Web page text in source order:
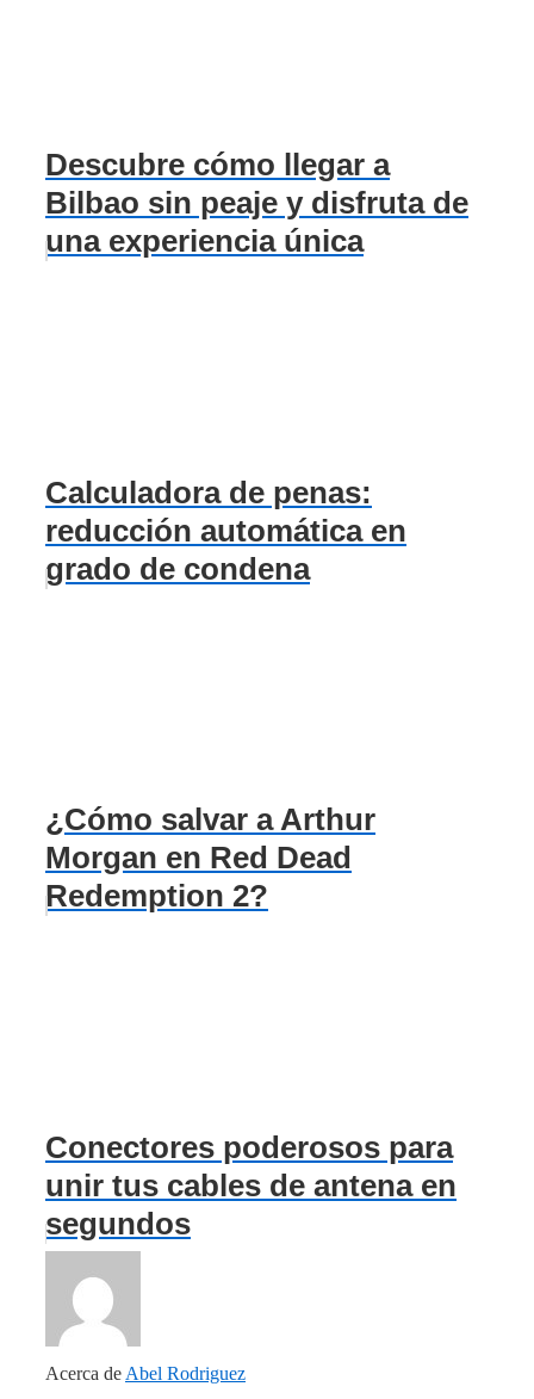
Descubre cómo llegar a
Bilbao sin peaje y disfruta de
una experiencia única
Calculadora de penas:
reducción automática en
grado de condena
¿Cómo salvar a Arthur
Morgan en Red Dead
Redemption 2?
Conectores poderosos para
unir tus cables de antena en
segundos
Acerca de Abel Rodriguez